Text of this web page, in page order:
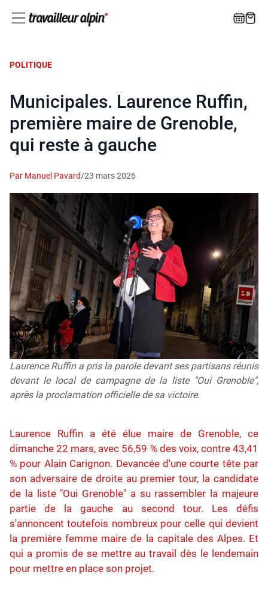
POLITIQUE
Municipales. Laurence Ruffin,
première maire de Grenoble,
qui reste à gauche
Par Manuel Pavard/23 mars 2026
Laurence Ruffin a pris la parole devant ses partisans réunis
devant le local de campagne de la liste "Oui Grenoble",
après la proclamation officielle de sa victoire.
Laurence Ruffin a été élue maire de Grenoble, ce
dimanche 22 mars, avec 56,59 % des voix, contre 43,41
% pour Alain Carignon. Devancée d'une courte tête par
son adversaire de droite au premier tour, la candidate
de la liste "Oui Grenoble" a su rassembler la majeure
partie de la gauche au second tour. Les défis
s'annoncent toutefois nombreux pour celle qui devient
la première femme maire de la capitale des Alpes. Et
qui a promis de se mettre au travail dès le lendemain
pour mettre en place son projet.